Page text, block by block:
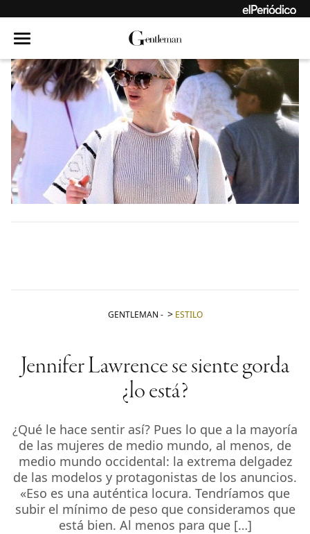
GENTLEMAN - ESTILO
Jennifer Lawrence se siente gorda
¿lo está?
¿Qué le hace sentir así? Pues lo que a la mayoría
de las mujeres de medio mundo, al menos, de
medio mundo occidental: la extrema delgadez
de las modelos y protagonistas de los anuncios.
«Eso es una auténtica locura. Tendríamos que
subir el mínimo de peso que consideramos que
está bien. Al menos para que […]